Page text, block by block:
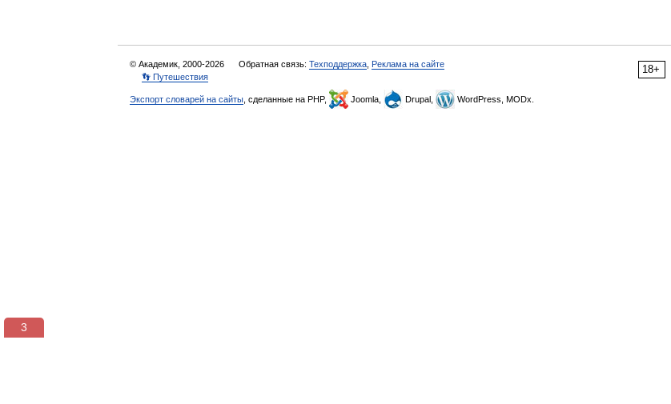
18+
© Академик, 2000-2026 Обратная связь: Техподдержка Реклама на сайте
👣 Путешествия
Экспорт словарей на сайты , сделанные на PHP, Joomla, Drupal, WordPress, MODx.
3